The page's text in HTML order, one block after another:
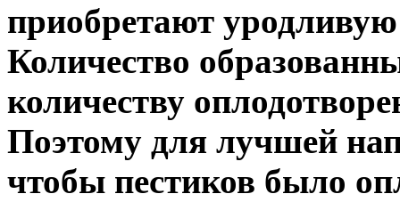
приобретают
Количество
количеству
Поэтому для лучшей
чтобы пестиков было